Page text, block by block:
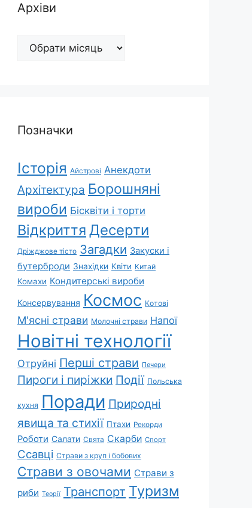
Архіви
Архіви
Позначки
Історія Айстрові Анекдоти
Архітектура Борошняні
вироби Бісквіти і торти
Відкриття Десерти
Дріжджове тісто Загадки Закуски і
бутерброди Знахідки Квіти Китай
Комахи Кондитерські вироби
Консервування Космос Котові
М'ясні страви Молочні страви Напої
Новітні технології
Отруйні Перші страви Печери
Пироги і пиріжки Події Польська
кухня Поради Природні
явища та стихії Птахи Рекорди
Роботи Салати Свята Скарби Спорт
Ссавці Страви з круп і бобових
Страви з овочами Страви з
риби Теорії Транспорт Туризм